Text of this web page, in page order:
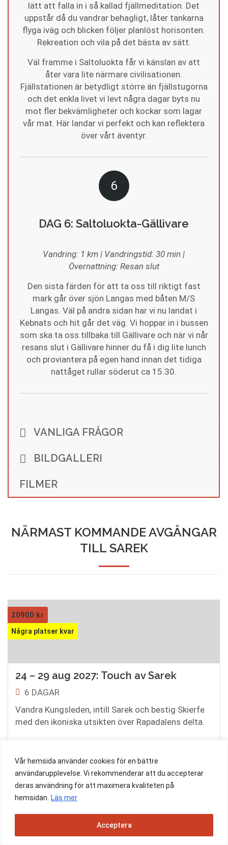
Vår hemsida använder cookies för en bättre
användarupplevelse. Vi rekommenderar att du accepterar
deras användning för att maximera kvaliteten på
hemsidan. Läs mer
Acceptera
lätt att falla in i så kallad fjällmeditation. Det
uppstår då du vandrar behagligt, låter tankarna
flyga iväg och blicken följer planlöst horisonten.
Rekreation och vila på det bästa av sätt.
Väl framme i Saltoluokta får vi känslan av att
åter vara lite närmare civilisationen.
Fjällstationen är betydligt större än fjällstugorna
och det enkla livet vi levt några dagar byts nu
mot fler bekvämligheter och kockar som lagar
vår mat. Här landar vi perfekt och kan reflektera
över vårt äventyr.
6
DAG 6: Saltoluokta-Gällivare
Vandring: 1 km | Vandringstid: 30 min |
Övernattning: Resan slut
Den sista färden för att ta oss till riktigt fast
mark går över sjön Langas med båten M/S
Langas. Väl på andra sidan har vi nu landat i
Kebnats och hit går det väg. Vi hoppar in i bussen
som ska ta oss tillbaka till Gällivare och när vi når
resans slut i Gällivare hinner du få i dig lite lunch
och proviantera på egen hand innan det tidiga
nattåget rullar söderut ca 15.30.
VANLIGA FRÅGOR
BILDGALLERI
FILMER
NÄRMAST KOMMANDE AVGÅNGAR
TILL SAREK
20900 kr
Några platser kvar
24 – 29 aug 2027: Touch av Sarek
6 DAGAR
Vandra Kungsleden, intill Sarek och bestig Skierfe
med den ikoniska utsikten över Rapadalens delta.
BOKA NU
Är resan fullbokad eller passar inte
någon av våra avgångar dig?
Hör gärna av dig till oss via mejl – vi kanske har en ny